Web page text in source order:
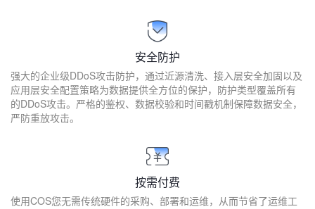
安全防护
强大的企业级DDoS攻击防护，通过近源清洗、接入层安全加固以及
应用层安全配置策略为数据提供全方位的保护，防护类型覆盖所有
的DDoS攻击。严格的鉴权、数据校验和时间戳机制保障数据安全，
严防重放攻击。
按需付费
使用COS您无需传统硬件的采购、部署和运维，从而节省了运维工